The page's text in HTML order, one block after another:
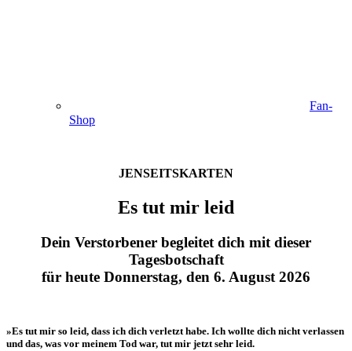
Fan-
Shop
JENSEITSKARTEN
Es tut mir leid
Dein Verstorbener begleitet dich mit dieser
Tagesbotschaft
für heute Donnerstag, den 6. August 2026
»Es tut mir so leid, dass ich dich verletzt habe. Ich wollte dich nicht verlassen
und das, was vor meinem Tod war, tut mir jetzt sehr leid.